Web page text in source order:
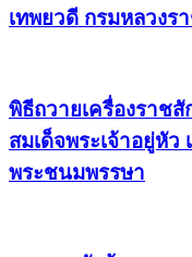
เทพยวดี กรมหลวง
พิธีถวายเครื่องราช
สมเด็จพระเจ้าอยู่หัว
พระชนมพรรษา